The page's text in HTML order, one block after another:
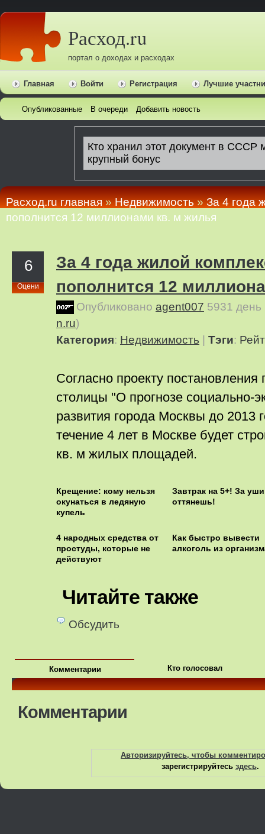
Расход.ru
портал о доходах и расходах
Главная Войти Регистрация Лучшие
Опубликованные В очереди Добавить новость
Расход.ru главная»Недвижимость»За 4 года
пополнится 12 миллионами кв. м жилья
6
Оцени
За 4 года жилой
пополнится 12
Опубликовано agent007 5931
n.ru)
Категория: Недвижимость Тэги:
Согласно проекту постановления
столицы "О прогнозе социально-
развития города Москвы до 2013
течение 4 лет в Москве будет
кв. м жилых площадей.
Крещение: кому нельзя
окунаться в ледяную
купель
Завтрак на 5+! За
оттянешь!
4 народных средства от
простуды, которые не
действуют
Как быстро вывести
алкоголь из
Читайте также
Обсудить
Комментарии Кто голосовал
Комментарии
Авторизируйтесь, чтобы
зарегистрируйтесь здесь.